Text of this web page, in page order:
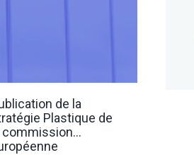
de la
Plastique de
commission